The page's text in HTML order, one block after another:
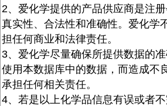
2、爱化学提供的产品供应商是注
真实性、合法性和准确性。爱化学
担任何商业和法律责任。
3、爱化学尽量确保所提供数据的
使用本数据库中的数据，而造成不
承担任何相关责任。
4、若是以上化学品信息有误或者